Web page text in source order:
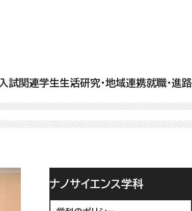
入試関連学生生活研究・地域連携就職・進路
ナノサイエンス学科